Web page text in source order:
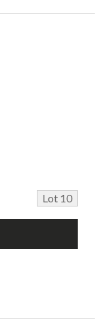
Lot 10